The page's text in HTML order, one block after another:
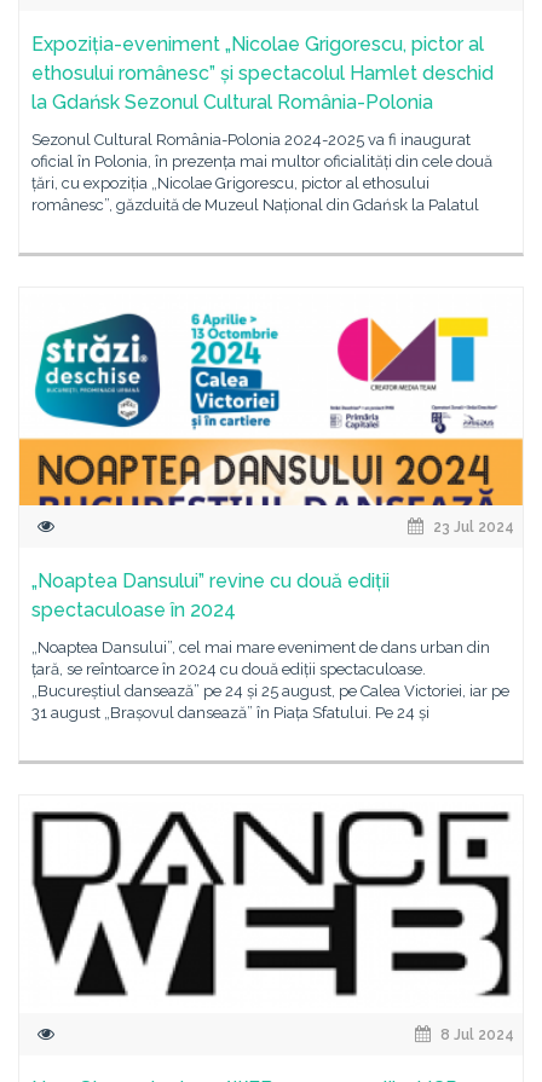
Expoziția-eveniment „Nicolae Grigorescu, pictor al
ethosului românesc” și spectacolul Hamlet deschid
la Gdańsk Sezonul Cultural România-Polonia
Sezonul Cultural România-Polonia 2024-2025 va fi inaugurat
oficial în Polonia, în prezența mai multor oficialități din cele două
țări, cu expoziția „Nicolae Grigorescu, pictor al ethosului
românesc”, găzduită de Muzeul Național din Gdańsk la Palatul
23 Jul 2024
„Noaptea Dansului” revine cu două ediții
spectaculoase în 2024
„Noaptea Dansului”, cel mai mare eveniment de dans urban din
țară, se reîntoarce în 2024 cu două ediții spectaculoase.
„Bucureștiul dansează” pe 24 și 25 august, pe Calea Victoriei, iar pe
31 august „Brașovul dansează” în Piața Sfatului. Pe 24 și
8 Jul 2024